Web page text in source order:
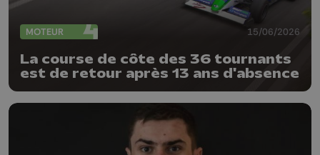
MOTEUR 15/06/2026
La course de côte des 36 tournants
est de retour après 13 ans d'absence